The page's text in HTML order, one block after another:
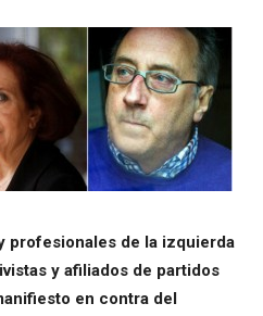
profesionales de la izquierda
y afiliados de partidos
en contra del